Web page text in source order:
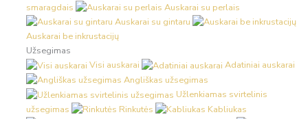
smaragdais
Auskarai su perlais
Auskarai su gintaru
Auskarai be inkrustacijų
Užsegimas
Visi auskarai
Adatiniai auskarai
Angliškas užsegimas
Užlenkiamas svirtelinis
užsegimas
Rinkutės
Kabliukas